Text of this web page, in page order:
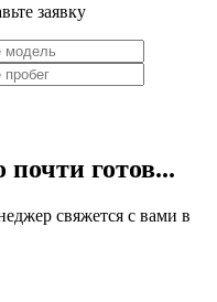
заявку
почти готов...
свяжется с вами в